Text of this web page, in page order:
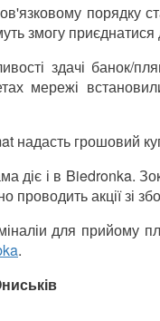
порядку
змогу
здачі банок/
мережі
надасть грошовий
діє і в Biedronka.
проводить акції зі
для прийому
.